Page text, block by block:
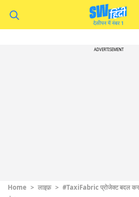
ADVERTISEMENT
Home > लाइफ़ > #TaxiFabric प्रोजेक्ट बदल कर